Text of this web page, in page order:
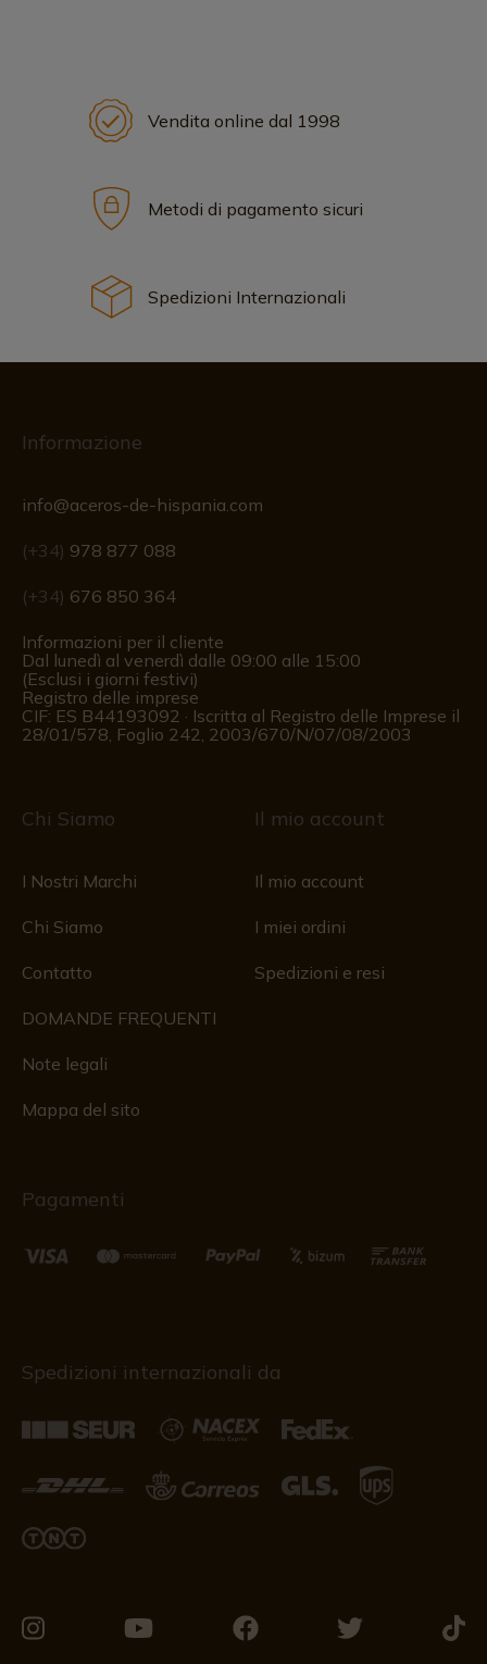
Vendita online dal 1998
Metodi di pagamento sicuri
Spedizioni Internazionali
Informazione
info@aceros-de-hispania.com
(+34) 978 877 088
(+34) 676 850 364
Informazioni per il cliente
Dal lunedì al venerdì dalle 09:00 alle 15:00
(Esclusi i giorni festivi)
Registro delle imprese
CIF: ES B44193092 · Iscritta al Registro delle Imprese il
28/01/578, Foglio 242, 2003/670/N/07/08/2003
Chi Siamo
I Nostri Marchi
Chi Siamo
Contatto
DOMANDE FREQUENTI
Note legali
Mappa del sito
Il mio account
Il mio account
I miei ordini
Spedizioni e resi
Pagamenti
Spedizioni internazionali da